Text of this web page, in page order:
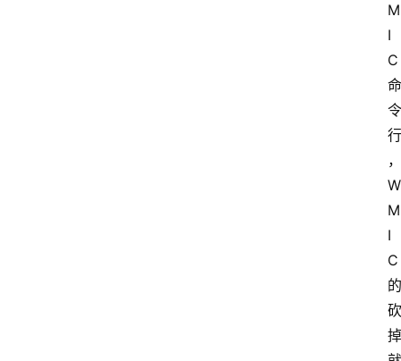
M
I
C
命
令
行
，
W
M
I
C
的
砍
掉